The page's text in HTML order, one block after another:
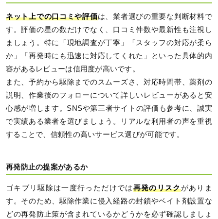
ネット上での口コミや評価は、業者選びの重要な判断材料で
す。評価の星の数だけでなく、口コミ件数や最新性も注視し
ましょう。特に「現地調査が丁寧」「スタッフの対応が柔ら
か」「再発時にも迅速に対応してくれた」といった具体的内
容があるレビューは信用度が高いです。
また、予約から駆除までのスムーズさ、対応時間帯、薬剤の
説明、作業後のフォローについて詳しいレビューがあると安
心感が増します。SNSや第三者サイトの評価も参考に、誠実
で実績ある業者を選びましょう。リアルな利用者の声を重視
することで、信頼性の高いサービス選びが可能です。
再発防止の提案があるか
ゴキブリ駆除は一度行っただけでは再発のリスクがありま
す。そのため、駆除作業に侵入経路の封鎖やベイト剤設置な
どの再発防止策が含まれているかどうかを必ず確認しましょ